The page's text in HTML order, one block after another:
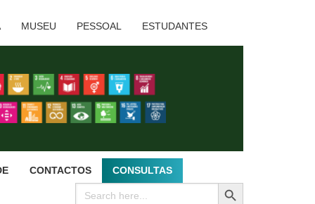
MUSEU PESSOAL ESTUDANTES
CONTACTOS
CONSULTAS
Search
for:
SEARCH BUTTON